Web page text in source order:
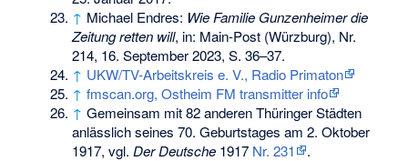
↑ Michael Endres: Wie Familie Gunzenheimer die
Zeitung retten will, in: Main-Post (Würzburg), Nr.
214, 16. September 2023, S. 36–37.
↑ UKW/TV-Arbeitskreis e. V., Radio Primaton
↑ fmscan.org, Ostheim FM transmitter info
↑ Gemeinsam mit 82 anderen Thüringer Städten
anlässlich seines 70. Geburtstages am 2. Oktober
1917, vgl.Der Deutsche 1917 Nr. 231 .